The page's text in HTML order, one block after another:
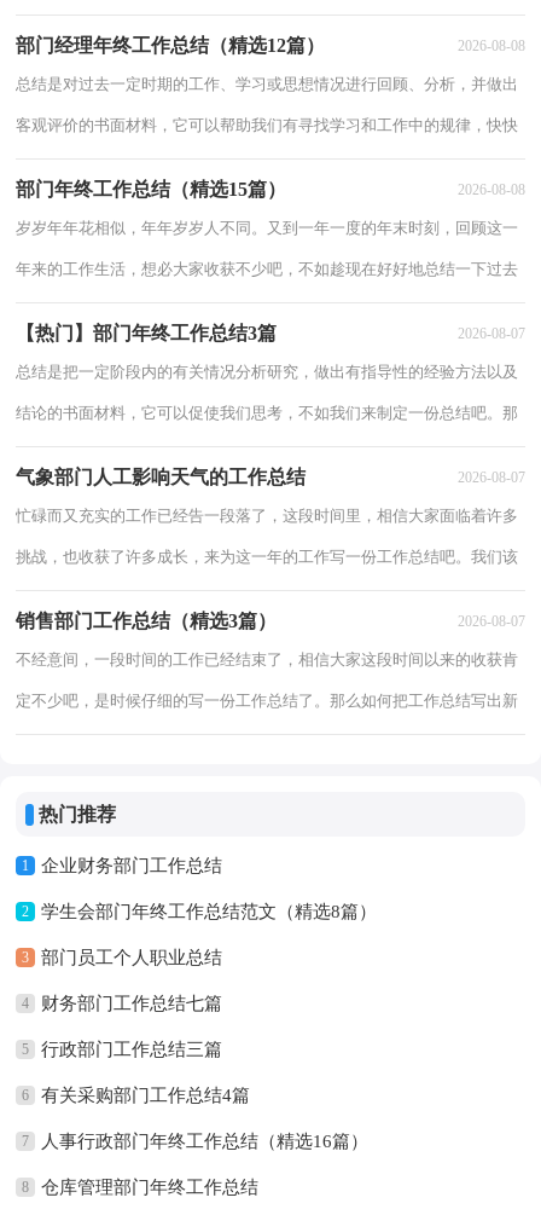
部门经理年终工作总结（精选12篇） 2026-08-08
总结是对过去一定时期的工作、学习或思想情况进行回顾、分析，并做出
客观评价的书面材料，它可以帮助我们有寻找学习和工作中的规律，快快
部门年终工作总结（精选15篇） 2026-08-08
岁岁年年花相似，年年岁岁人不同。又到一年一度的年末时刻，回顾这一
年来的工作生活，想必大家收获不少吧，不如趁现在好好地总结一下过去
【热门】部门年终工作总结3篇 2026-08-07
总结是把一定阶段内的有关情况分析研究，做出有指导性的经验方法以及
结论的书面材料，它可以促使我们思考，不如我们来制定一份总结吧。那
气象部门人工影响天气的工作总结 2026-08-07
忙碌而又充实的工作已经告一段落了，这段时间里，相信大家面临着许多
挑战，也收获了许多成长，来为这一年的工作写一份工作总结吧。我们该
销售部门工作总结（精选3篇） 2026-08-07
不经意间，一段时间的工作已经结束了，相信大家这段时间以来的收获肯
定不少吧，是时候仔细的写一份工作总结了。那么如何把工作总结写出新
热门推荐
1 企业财务部门工作总结
2 学生会部门年终工作总结范文（精选8篇）
3 部门员工个人职业总结
4 财务部门工作总结七篇
5 行政部门工作总结三篇
6 有关采购部门工作总结4篇
7 人事行政部门年终工作总结（精选16篇）
8 仓库管理部门年终工作总结